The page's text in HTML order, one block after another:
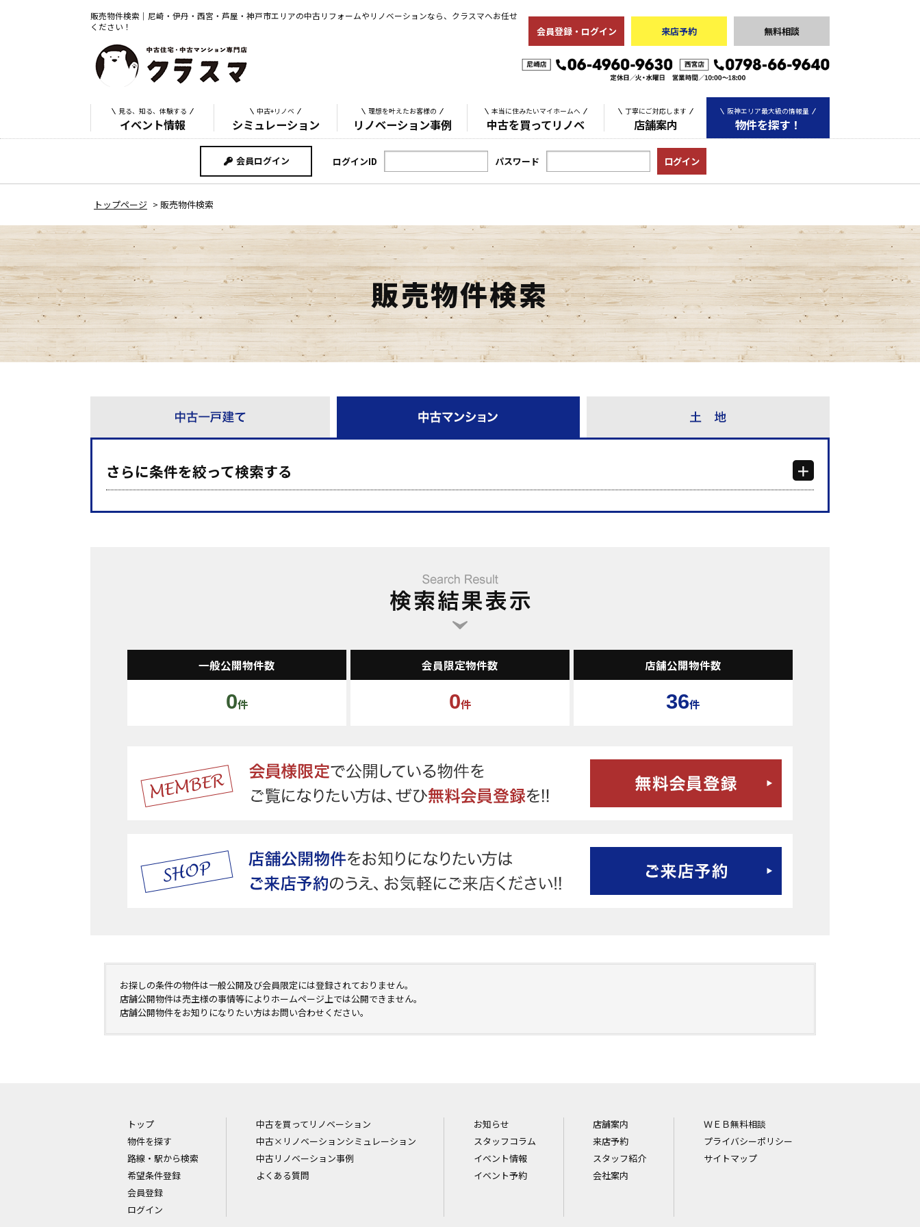
販売物件検索｜尼崎・伊丹・西宮・芦屋・神戸市エリアの中古リフォームやリノベーションなら、クラスマへお任せ
ください！
会員登録・ログイン 来店予約 無料相談
見る、知る、体験する
イベント情報
中古+リノベ
シミュレーション
理想を叶えたお客様の
リノベーション事例
本当に住みたいマイホームへ
中古を買ってリノベ
丁寧にご対応します
店舗案内
阪神エリア最大級の情報量
物件を探す！
会員ログイン ログインID パスワード
トップページ > 販売物件検索
販売物件検索
さらに条件を絞って検索する
一般公開物件数
0件
会員限定物件数
0件
店舗公開物件数
36件
お探しの条件の物件は一般公開及び会員限定には登録されておりません。
店舗公開物件は売主様の事情等によりホームページ上では公開できません。
店舗公開物件をお知りになりたい方はお問い合わせください。
トップ
物件を探す
路線・駅から検索
希望条件登録
会員登録
ログイン
中古を買ってリノベーション
中古×リノベーションシミュレーション
中古リノベーション事例
よくある質問
お知らせ
スタッフコラム
イベント情報
イベント予約
店舗案内
来店予約
スタッフ紹介
会社案内
ＷＥＢ無料相談
プライバシーポリシー
サイトマップ